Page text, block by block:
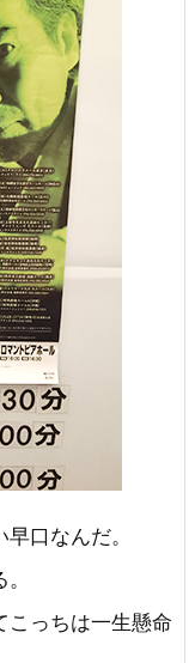
口なんだ。
こっちは一生懸命